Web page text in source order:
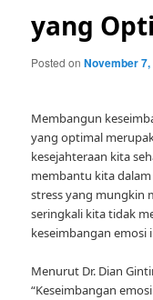
yang
Posted onNovember 7,
Membangun
yang optimal
kesejahteraan kita
membantu kita
stress yang mungkin
seringkali kita tidak
keseimbangan emosi
Menurut Dr. Dian
“Keseimbangan